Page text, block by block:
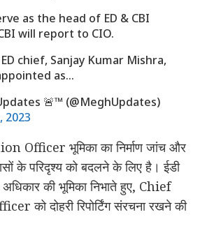
as the head of ED & CBI
will report to CIO.
chief, Sanjay Kumar Mishra,
as…
🚨™ (@MeghUpdates)
2023
Officer भूमिका का निर्माण जांच और
के परिदृश्य को बदलने के लिए है। ईडी
की भूमिका निभाते हुए, Chief
को दोहरी रिपोर्टिंग संरचना रखने की